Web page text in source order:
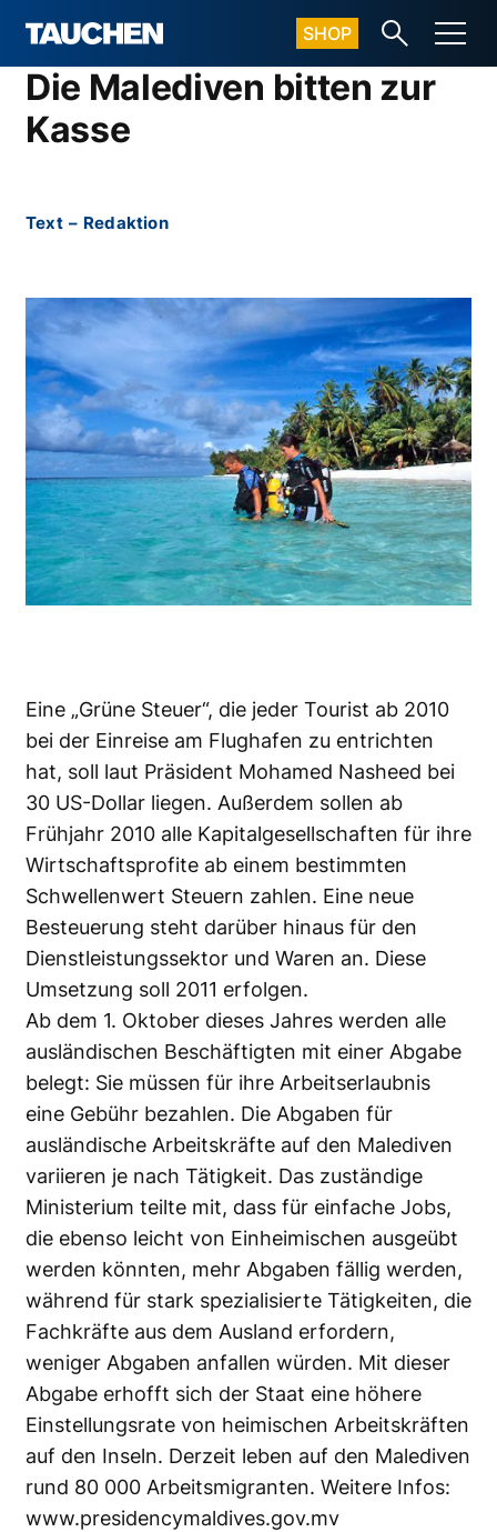
SHOP
Die Malediven bitten zur
Kasse
Text – Redaktion
Eine „Grüne Steuer“, die jeder Tourist ab 2010
bei der Einreise am Flughafen zu entrichten
hat, soll laut Präsident Mohamed Nasheed bei
30 US-Dollar liegen. Außerdem sollen ab
Frühjahr 2010 alle Kapitalgesellschaften für ihre
Wirtschaftsprofite ab einem bestimmten
Schwellenwert Steuern zahlen. Eine neue
Besteuerung steht darüber hinaus für den
Dienstleistungssektor und Waren an. Diese
Umsetzung soll 2011 erfolgen.
Ab dem 1. Oktober dieses Jahres werden alle
ausländischen Beschäftigten mit einer Abgabe
belegt: Sie müssen für ihre Arbeitserlaubnis
eine Gebühr bezahlen. Die Abgaben für
ausländische Arbeitskräfte auf den Malediven
variieren je nach Tätigkeit. Das zuständige
Ministerium teilte mit, dass für einfache Jobs,
die ebenso leicht von Einheimischen ausgeübt
werden könnten, mehr Abgaben fällig werden,
während für stark spezialisierte Tätigkeiten, die
Fachkräfte aus dem Ausland erfordern,
weniger Abgaben anfallen würden. Mit dieser
Abgabe erhofft sich der Staat eine höhere
Einstellungsrate von heimischen Arbeitskräften
auf den Inseln. Derzeit leben auf den Malediven
rund 80 000 Arbeitsmigranten. Weitere Infos:
www.presidencymaldives.gov.mv